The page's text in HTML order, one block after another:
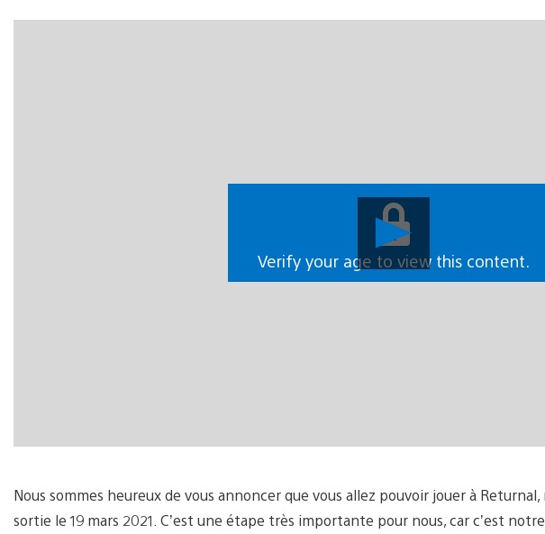
la
vidéo
Verify your age to view this content.
Nous sommes heureux de vous annoncer que vous allez pouvoir jouer à
sortie le 19 mars 2021. C’est une étape très importante pour nous, car c’est